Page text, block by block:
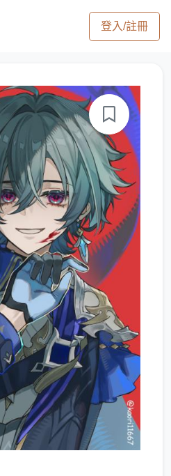
登入/註冊